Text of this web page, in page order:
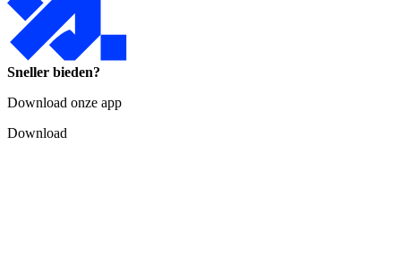
Sneller bieden?
Download onze app
Download